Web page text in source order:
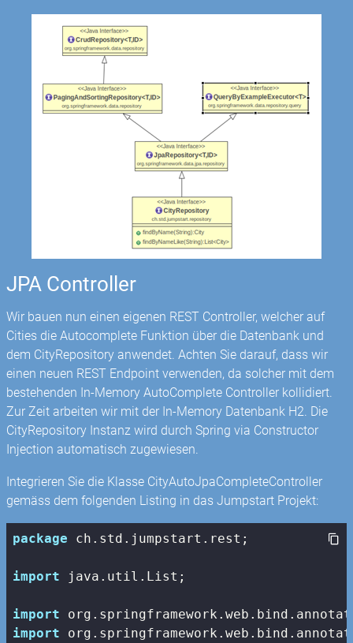
JPA Controller
Wir bauen nun einen eigenen REST Controller, welcher auf
Cities die Autocomplete Funktion über die Datenbank und
dem CityRepository anwendet. Achten Sie darauf, dass wir
einen neuen REST Endpoint verwenden, da solcher mit dem
bestehenden In-Memory AutoComplete Controller kollidiert.
Zur Zeit arbeiten wir mit der In-Memory Datenbank H2. Die
CityRepository Instanz wird durch Spring via Constructor
Injection automatisch zugewiesen.
Integrieren Sie die Klasse CityAutoJpaCompleteController
gemäss dem folgenden Listing in das Jumpstart Projekt:
package ch.std.jumpstart.rest;
import java.util.List;
import
import